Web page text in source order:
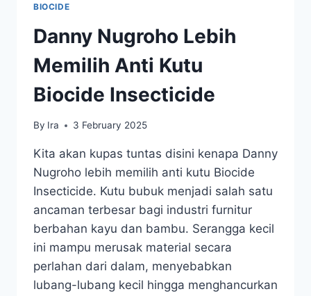
BIOCIDE
Danny Nugroho Lebih
Memilih Anti Kutu
Biocide Insecticide
By Ira 3 February 2025
Kita akan kupas tuntas disini kenapa Danny
Nugroho lebih memilih anti kutu Biocide
Insecticide. Kutu bubuk menjadi salah satu
ancaman terbesar bagi industri furnitur
berbahan kayu dan bambu. Serangga kecil
ini mampu merusak material secara
perlahan dari dalam, menyebabkan
lubang-lubang kecil hingga menghancurkan